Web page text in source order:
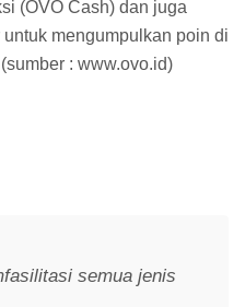
(OVO Cash) dan juga
mengumpulkan poin di
: www.ovo.id)
semua jenis